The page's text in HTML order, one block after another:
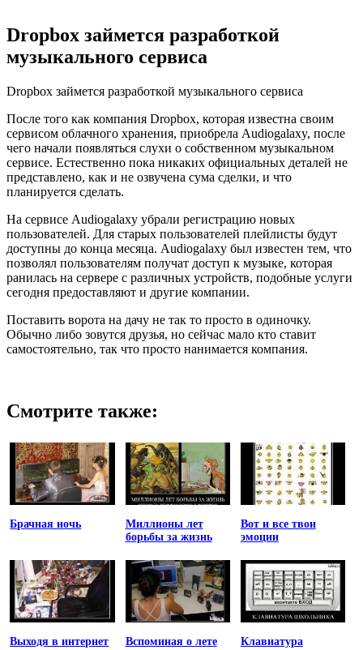
Dropbox займется разработкой
музыкального сервиса
Dropbox займется разработкой музыкального сервиса
После того как компания Dropbox, которая известна своим
сервисом облачного хранения, приобрела Audiogalaxy, после
чего начали появляться слухи о собственном музыкальном
сервисе. Естественно пока никаких официальных деталей не
представлено, как и не озвучена сума сделки, и что
планируется сделать.
На сервисе Audiogalaxy убрали регистрацию новых
пользователей. Для старых пользователей плейлисты будут
доступны до конца месяца. Audiogalaxy был известен тем, что
позволял пользователям получат доступ к музыке, которая
ранилась на сервере с различных устройств, подобные услуги
сегодня предоставляют и другие компании.
Поставить ворота на дачу не так то просто в одиночку.
Обычно либо зовутся друзья, но сейчас мало кто ставит
самостоятельно, так что просто нанимается компания.
Смотрите также:
Брачная ночь
Миллионы лет
борьбы за жизнь
Вот и все твои
эмоции
Выходя в интернет Вспоминая о лете
Клавиатура